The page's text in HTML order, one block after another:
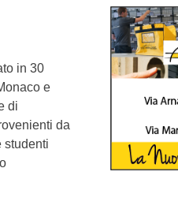
in 30
e
di
da
studenti